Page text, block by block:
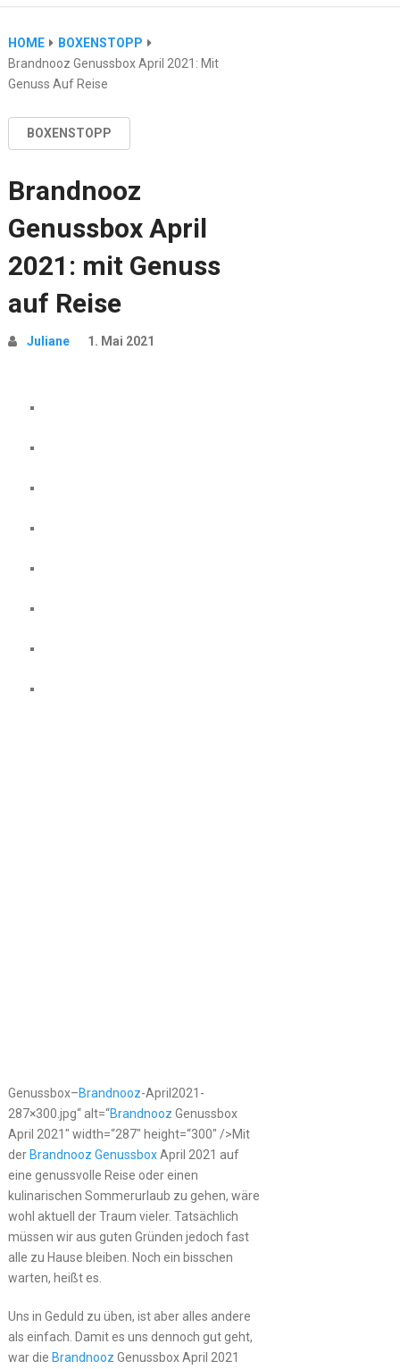
HOME
BOXENSTOPP
Brandnooz Genussbox April 2021: Mit
Genuss Auf Reise
BOXENSTOPP
Brandnooz
Genussbox April
2021: mit Genuss
auf Reise
Juliane 1. Mai 2021
Genussbox–Brandnooz-April2021-
287×300.jpg“ alt=“Brandnooz Genussbox
April 2021″ width=“287″ height=“300″ />Mit
derBrandnooz GenussboxApril 2021 auf
eine genussvolle Reise oder einen
kulinarischen Sommerurlaub zu gehen, wäre
wohl aktuell der Traum vieler. Tatsächlich
müssen wir aus guten Gründen jedoch fast
alle zu Hause bleiben. Noch ein bisschen
warten, heißt es.
Uns in Geduld zu üben, ist aber alles andere
als einfach. Damit es uns dennoch gut geht,
war die Brandnooz Genussbox April 2021